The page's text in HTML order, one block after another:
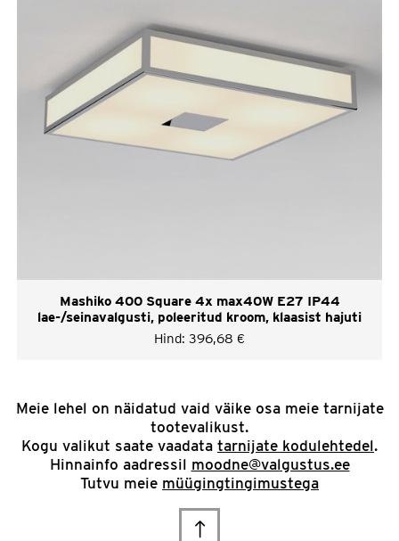
Mashiko 400 Square 4x max40W E27 IP44
lae-/seinavalgusti, poleeritud kroom, klaasist hajuti
Hind: 396,68 €
Meie lehel on näidatud vaid väike osa meie tarnijate
tootevalikust.
Kogu valikut saate vaadata tarnijate kodulehtedel.
Hinnainfo aadressil moodne@valgustus.ee
Tutvu meie müügingtingimustega